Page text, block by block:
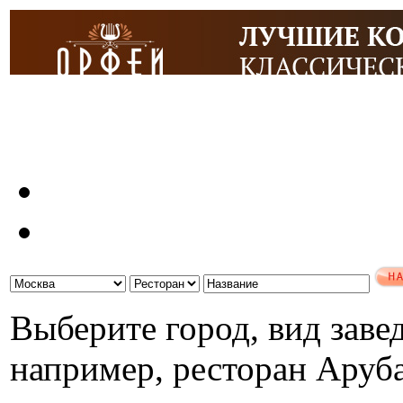
Выберите город, вид
например, ресторан